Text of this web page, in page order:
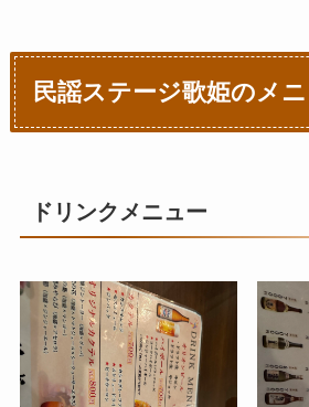
民謡ステージ歌姫のメ
ドリンクメニュー